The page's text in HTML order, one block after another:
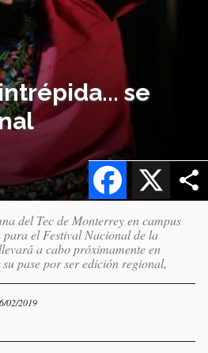
se
X
Facebook
del Tec de Monterrey en campus
el Festival Nacional de la
a cabo próximamente en
pase por ser edición regional,
02/2019